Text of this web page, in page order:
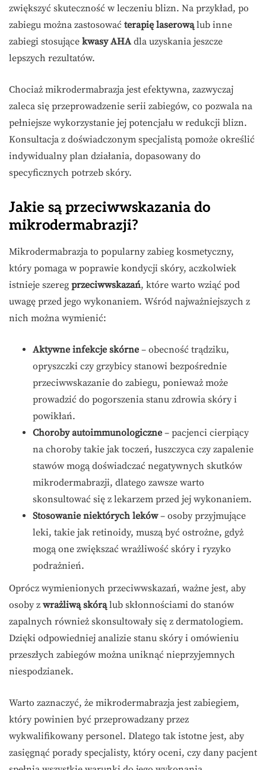
zwiększyć skuteczność w leczeniu blizn. Na przykład, po
zabiegu można zastosować terapię laserowąlub inne
zabiegi stosujące kwasy AHA dla uzyskania jeszcze
lepszych rezultatów.
Chociaż mikrodermabrazja jest efektywna, zazwyczaj
zaleca się przeprowadzenie serii zabiegów, co pozwala na
pełniejsze wykorzystanie jej potencjału w redukcji blizn.
Konsultacja z doświadczonym specjalistą pomoże określić
indywidualny plan działania, dopasowany do
specyficznych potrzeb skóry.
Jakie są przeciwwskazania do
mikrodermabrazji?
Mikrodermabrazja to popularny zabieg kosmetyczny,
który pomaga w poprawie kondycji skóry, aczkolwiek
istnieje szereg przeciwwskazań, które warto wziąć pod
uwagę przed jego wykonaniem. Wśród najważniejszych z
nich można wymienić:
Aktywne infekcje skórne – obecność trądziku,
opryszczki czy grzybicy stanowi bezpośrednie
przeciwwskazanie do zabiegu, ponieważ może
prowadzić do pogorszenia stanu zdrowia skóry i
powikłań.
Choroby autoimmunologiczne – pacjenci cierpiący
na choroby takie jak toczeń, łuszczyca czy zapalenie
stawów mogą doświadczać negatywnych skutków
mikrodermabrazji, dlatego zawsze warto
skonsultować się z lekarzem przed jej wykonaniem.
Stosowanie niektórych leków– osoby przyjmujące
leki, takie jak retinoidy, muszą być ostrożne, gdyż
mogą one zwiększać wrażliwość skóry i ryzyko
podrażnień.
Oprócz wymienionych przeciwwskazań, ważne jest, aby
osoby z wrażliwą skórąlub skłonnościami do stanów
zapalnych również skonsultowały się z dermatologiem.
Dzięki odpowiedniej analizie stanu skóry i omówieniu
przeszłych zabiegów można uniknąć nieprzyjemnych
niespodzianek.
Warto zaznaczyć, że mikrodermabrazja jest zabiegiem,
który powinien być przeprowadzany przez
wykwalifikowany personel. Dlatego tak istotne jest, aby
zasięgnąć porady specjalisty, który oceni, czy dany pacjent